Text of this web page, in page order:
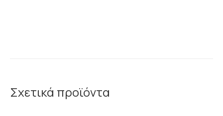
Σχετικά προϊόντα